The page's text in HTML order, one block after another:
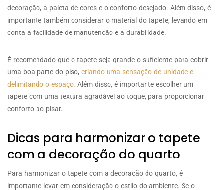
decoração, a paleta de cores e o conforto desejado. Além disso, é
importante também considerar o material do tapete, levando em
conta a facilidade de manutenção e a durabilidade.
É recomendado que o tapete seja grande o suficiente para cobrir
uma boa parte do piso, criando uma sensação de unidade e
delimitando o espaço. Além disso, é importante escolher um
tapete com uma textura agradável ao toque, para proporcionar
conforto ao pisar.
Dicas para harmonizar o tapete
com a decoração do quarto
Para harmonizar o tapete com a decoração do quarto, é
importante levar em consideração o estilo do ambiente. Se o